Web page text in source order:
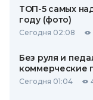
ТОП-5 самых
году (фото)
Сегодня 02:08
Без руля и
коммерческие
Сегодня 01:04